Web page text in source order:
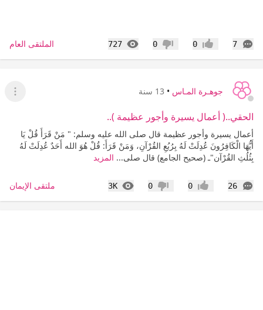
7
التعليقات إعجاب0 عدم إعجاب
0
727
المشاهدات الملتقى العام
جوهـرة المـاس • 13 سنة
عرض
الحقي..( أعمال يسيرة وأجور عظيمة )..
أعمال يسيرة وأجور عظيمة قال صلى الله عليه وسلم: " مَنْ قَرَأَ قُلْ يَا
أَيُّهَا الْكَافِرُونَ عُدِلَتْ لَهُ بِرُبُعِ القُرْآنِ، وَمَنْ قَرَأَ: قُلْ هُوَ الله أَحَدٌ عُدِلَتْ لَهُ
بِثُلُثِ القُرْآن"ـ (صحيح الجامع) قال صلى... المزيد
26
التعليقات إعجاب0 عدم إعجاب
0
3K
المشاهدات ملتقى الإيمان